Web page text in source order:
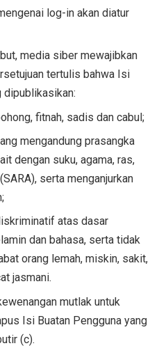
log-in akan diatur
media siber mewajibkan
tertulis bahwa Isi
dipublikasikan:
fitnah, sadis dan cabul;
mengandung prasangka
dengan suku, agama, ras,
serta menganjurkan
atas dasar
dan bahasa, serta tidak
orang lemah, miskin, sakit,
jasmani.
mutlak untuk
Isi Buatan Pengguna yang
(c).